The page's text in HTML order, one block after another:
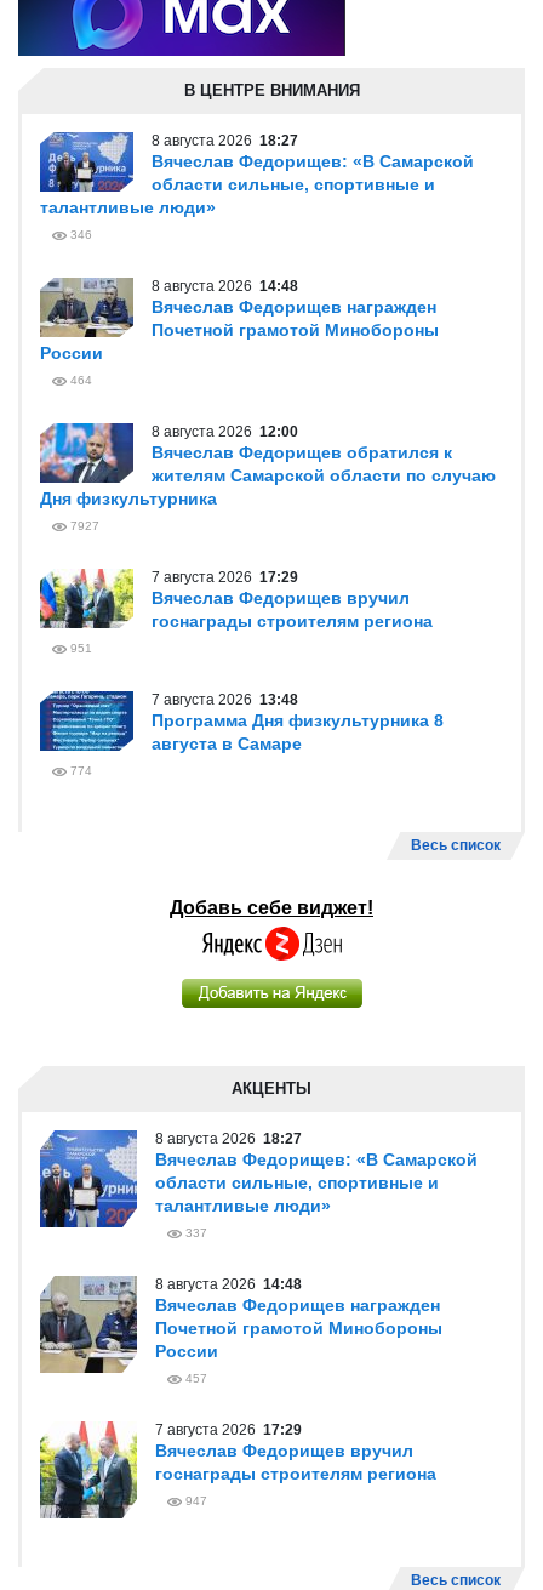
В ЦЕНТРЕ ВНИМАНИЯ
8 августа 2026 18:27
Вячеслав Федорищев: «В Самарской
области сильные, спортивные и
талантливые люди»
346
8 августа 2026 14:48
Вячеслав Федорищев награжден
Почетной грамотой Минобороны
России
464
8 августа 2026 12:00
Вячеслав Федорищев обратился к
жителям Самарской области по случаю
Дня физкультурника
7927
7 августа 2026 17:29
Вячеслав Федорищев вручил
госнаграды строителям региона
951
7 августа 2026 13:48
Программа Дня физкультурника 8
августа в Самаре
774
Весь список
Добавь себе виджет!
АКЦЕНТЫ
8 августа 2026 18:27
Вячеслав Федорищев: «В Самарской
области сильные, спортивные и
талантливые люди»
337
8 августа 2026 14:48
Вячеслав Федорищев награжден
Почетной грамотой Минобороны
России
457
7 августа 2026 17:29
Вячеслав Федорищев вручил
госнаграды строителям региона
947
Весь список